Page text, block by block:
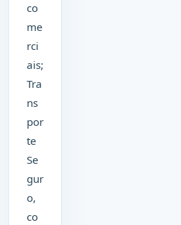
co
me
rci
ais;
Tra
ns
por
te
Se
gur
o,
co